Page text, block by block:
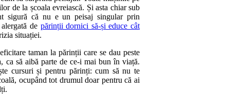
de la școala evreiască. Și asta chiar sub
sigură că nu e un peisaj singular prin
de părinții dornici să-și educe cât
situației.
taman la părinții care se dau peste
ca să aibă parte de ce-i mai bun în viață.
cursuri și pentru părinți: cum să nu te
ocupând tot drumul doar pentru că ai